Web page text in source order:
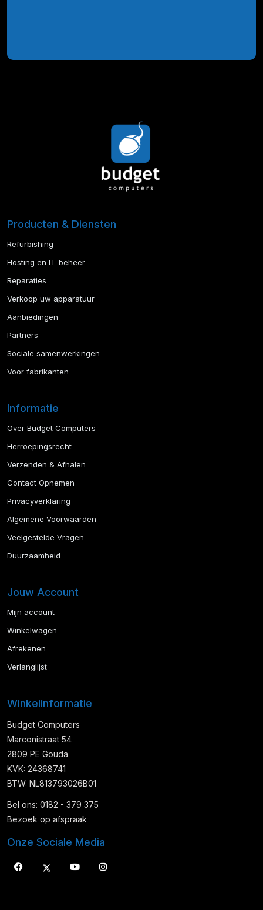
Producten & Diensten
Refurbishing
Hosting en IT-beheer
Reparaties
Verkoop uw apparatuur
Aanbiedingen
Partners
Sociale samenwerkingen
Voor fabrikanten
Informatie
Over Budget Computers
Herroepingsrecht
Verzenden & Afhalen
Contact Opnemen
Privacyverklaring
Algemene Voorwaarden
Veelgestelde Vragen
Duurzaamheid
Jouw Account
Mijn account
Winkelwagen
Afrekenen
Verlanglijst
Winkelinformatie
Budget Computers
Marconistraat 54
2809 PE Gouda
KVK: 24368741
BTW: NL813793026B01
Bel ons: 0182 - 379 375
Bezoek op afspraak
Onze Sociale Media